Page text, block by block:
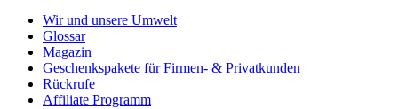
Wir und unsere Umwelt
Glossar
Magazin
Geschenkspakete für Firmen- & Privatkunden
Rückrufe
Affiliate Programm